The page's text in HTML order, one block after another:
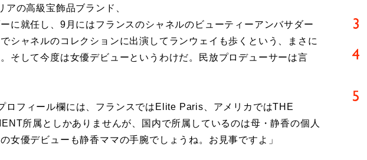
アの高級宝飾品ブランド、
に就任し、9月にはフランスのシャネルのビューティーアンバサダー
シャネルのコレクションに出演してランウェイも歩くという、まさに
そして今度は女優デビューというわけだ。民放プロデューサーは言
ロフィール欄には、フランスではElite Paris、アメリカではTHE
所属としかありませんが、国内で所属しているのは母・静香の個人
女優デビューも静香ママの手腕でしょうね。お見事ですよ」